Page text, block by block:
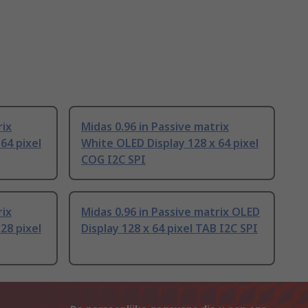
pixel
Midas 0.96 in Passive matrix
White OLED Display 128 x 64 pixel
COG I2C SPI
pixel
Midas 0.96 in Passive matrix OLED
Display 128 x 64 pixel TAB I2C SPI